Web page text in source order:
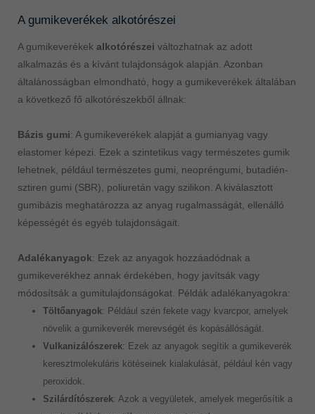
A gumikeverékek alkotórészei
A gumikeverékek alkotórészei változhatnak az adott
alkalmazás és a kívánt tulajdonságok alapján. Azonban
általánosságban elmondható, hogy a gumikeverékek általában
a következő fő alkotórészekből állnak:
Bázis gumi: A gumikeverékek alapját a gumianyag vagy
elastomer képezi. Ezek a szintetikus vagy természetes gumik
lehetnek, például természetes gumi, neopréngumi, butadién-
sztiren gumi (SBR), poliuretán vagy szilikon. A kiválasztott
gumibázis meghatározza az anyag rugalmasságát, ellenálló
képességét és egyéb tulajdonságait.
Adalékanyagok: Ezek az anyagok hozzáadódnak a
gumikeverékhez annak érdekében, hogy javítsák vagy
módosítsák a gumitulajdonságokat. Példák adalékanyagokra:
Töltőanyagok: Például szén fekete vagy kvarcpor, amelyek
növelik a gumikeverék merevségét és kopásállóságát.
Vulkanizálószerek: Ezek az anyagok segítik a gumikeverék
keresztmolekuláris kötéseinek kialakulását, például kén vagy
peroxidok.
Szilárdítószerek: Azok a vegyületek, amelyek megerősítik a